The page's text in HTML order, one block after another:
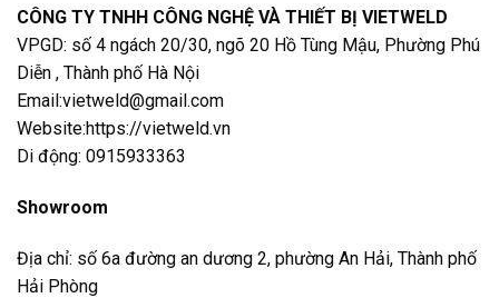
CÔNG TY TNHH CÔNG NGHỆ VÀ THIẾT BỊ VIETWELD
VPGD: số 4 ngách 20/30, ngõ 20 Hồ Tùng Mậu, Phường Phú
Diễn , Thành phố Hà Nội
Email:vietweld@gmail.com
Website:https://vietweld.vn
Di động: 0915933363
Showroom
Địa chỉ: số 6a đường an dương 2, phường An Hải, Thành phố
Hải Phòng